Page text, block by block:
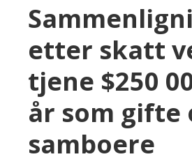
etter skatt
tjene $250
år som gifte
samboere